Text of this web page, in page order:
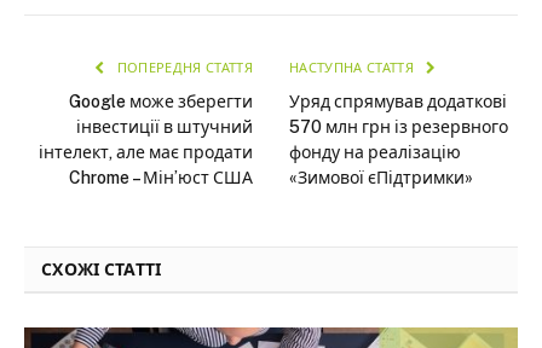
ПОПЕРЕДНЯ СТАТТЯ
Google може зберегти
інвестиції в штучний
інтелект, але має продати
Chrome – Мін’юст США
НАСТУПНА СТАТТЯ
Уряд спрямував додаткові
570 млн грн із резервного
фонду на реалізацію
«Зимової єПідтримки»
СХОЖІ СТАТТІ